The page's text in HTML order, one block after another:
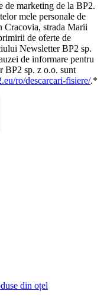
de marketing de la BP2.
mele personale de
Cracovia, strada Marii
de oferte de
Newsletter BP2 sp.
de informare pentru
BP2 sp. z o.o. sunt
ro/descarcari-fisiere/.*
din oțel